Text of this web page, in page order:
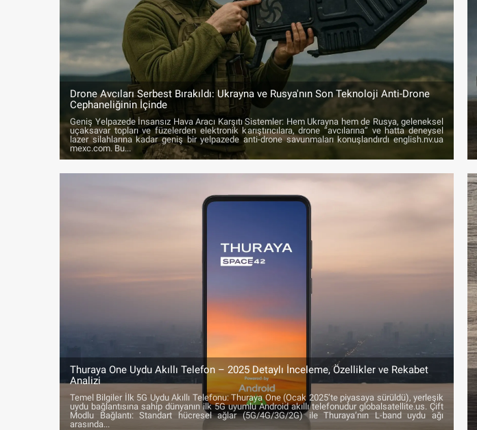
Drone Avcıları Serbest Bırakıldı: Ukrayna ve Rusya'nın Son Teknoloji Anti-Drone
Cephaneliğinin İçinde
Geniş Yelpazede İnsansız Hava Aracı Karşıtı Sistemler: Hem Ukrayna hem de Rusya, geleneksel
uçaksavar topları ve füzelerden elektronik karıştırıcılara, drone “avcılarına” ve hatta deneysel
lazer silahlarına kadar geniş bir yelpazede anti-drone savunmaları konuşlandırdı english.nv.ua
mexc.com. Bu...
Thuraya One Uydu Akıllı Telefon – 2025 Detaylı İnceleme, Özellikler ve Rekabet
Analizi
Temel Bilgiler İlk 5G Uydu Akıllı Telefonu: Thuraya One (Ocak 2025’te piyasaya sürüldü), yerleşik
uydu bağlantısına sahip dünyanın ilk 5G uyumlu Android akıllı telefonudur globalsatellite.us. Çift
Modlu Bağlantı: Standart hücresel ağlar (5G/4G/3G/2G) ile Thuraya’nın L-band uydu ağı
arasında...